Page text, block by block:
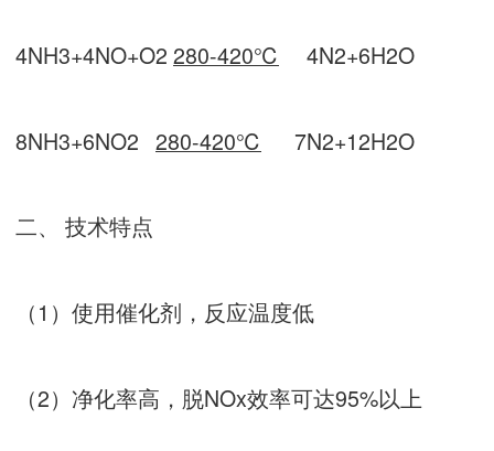
4NH3+4NO+O2 280-420℃ 4N2+6H2O
8NH3+6NO2 280-420℃ 7N2+12H2O
二、 技术特点
（1）使用催化剂，反应温度低
（2）净化率高，脱NOx效率可达95%以上